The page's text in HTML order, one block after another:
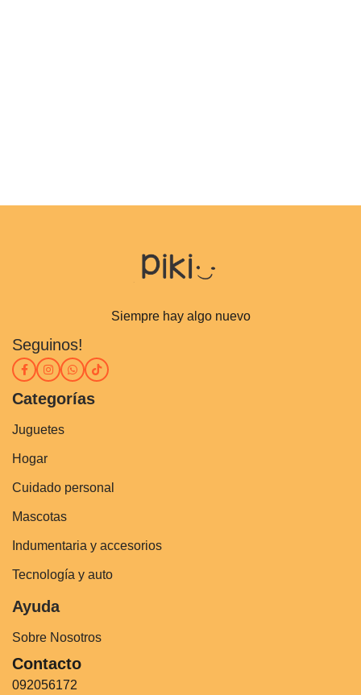
Siempre hay algo nuevo
Seguinos!
Categorías
Juguetes
Hogar
Cuidado personal
Mascotas
Indumentaria y accesorios
Tecnología y auto
Ayuda
Sobre Nosotros
Contacto
092056172